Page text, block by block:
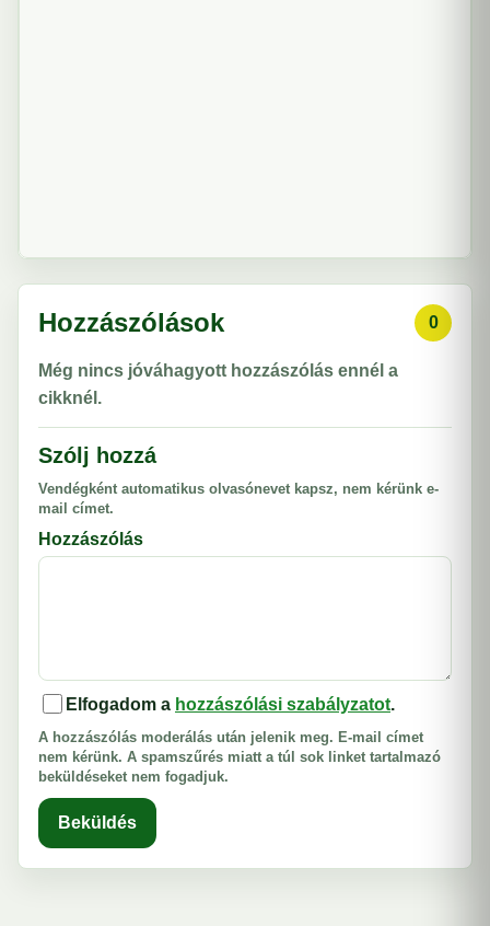
Hozzászólások 0
Még nincs jóváhagyott hozzászólás ennél a
cikknél.
Szólj hozzá
Vendégként automatikus olvasónevet kapsz, nem kérünk e-
mail címet.
Hozzászólás
Elfogadom a hozzászólási szabályzatot.
A hozzászólás moderálás után jelenik meg. E-mail címet
nem kérünk. A spamszűrés miatt a túl sok linket tartalmazó
beküldéseket nem fogadjuk.
Beküldés